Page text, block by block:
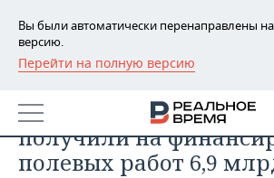
Вы были автоматически перенаправлены
версию.
Перейти на полную версию
РЕГИОНЫ
БАШКОРТОСТАН
ТАТАРСТАН
НОВОСТИ
АНАЛИТИКА
50 предприятий АПК
получили на
полевых работ 6,9